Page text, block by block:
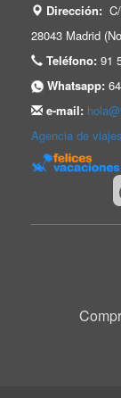
Dirección:
28043 Madrid
Teléfono: 91
Whatsapp:
e-mail:
Agencia de